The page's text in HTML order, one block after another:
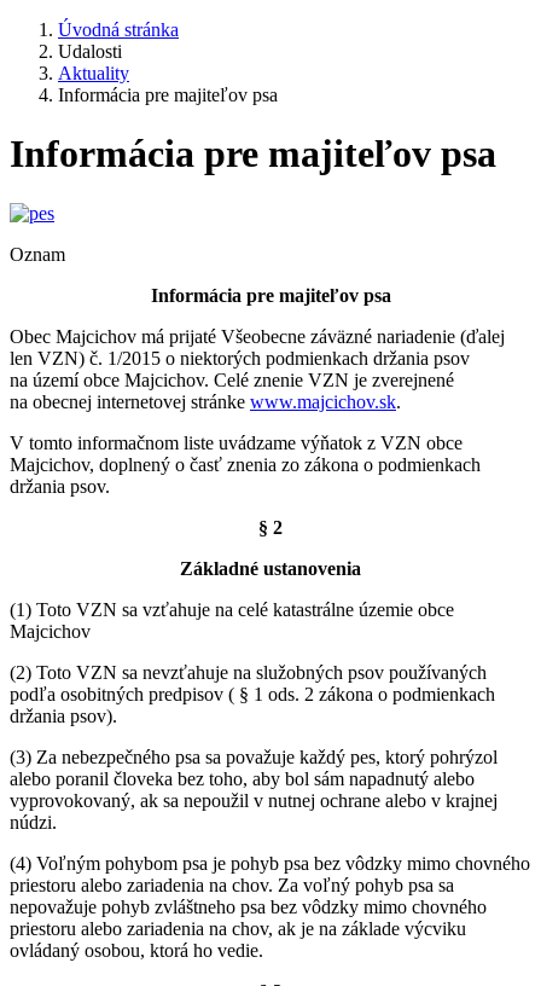
Úvodná stránka
Udalosti
Aktuality
Informácia pre majiteľov psa
Informácia pre majiteľov psa
Oznam
Informácia pre majiteľov psa
Obec Majcichov má prijaté Všeobecne záväzné nariadenie (ďalej
len VZN) č. 1/2015 o niektorých podmienkach držania psov
na území obce Majcichov. Celé znenie VZN je zverejnené
na obecnej internetovej stránke www.majcichov.sk.
V tomto informačnom liste uvádzame výňatok z VZN obce
Majcichov, doplnený o časť znenia zo zákona o podmienkach
držania psov.
§ 2
Základné ustanovenia
(1) Toto VZN sa vzťahuje na celé katastrálne územie obce
Majcichov
(2) Toto VZN sa nevzťahuje na služobných psov používaných
podľa osobitných predpisov ( § 1 ods. 2 zákona o podmienkach
držania psov).
(3) Za nebezpečného psa sa považuje každý pes, ktorý pohrýzol
alebo poranil človeka bez toho, aby bol sám napadnutý alebo
vyprovokovaný, ak sa nepoužil v nutnej ochrane alebo v krajnej
núdzi.
(4) Voľným pohybom psa je pohyb psa bez vôdzky mimo chovného
priestoru alebo zariadenia na chov. Za voľný pohyb psa sa
nepovažuje pohyb zvláštneho psa bez vôdzky mimo chovného
priestoru alebo zariadenia na chov, ak je na základe výcviku
ovládaný osobou, ktorá ho vedie.